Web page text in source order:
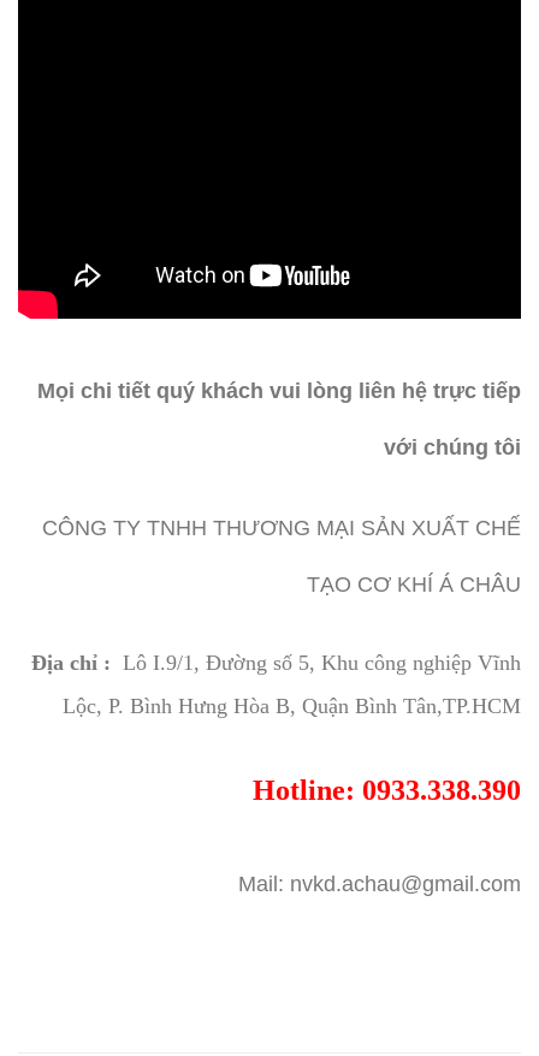
Mọi chi tiết quý khách vui lòng liên hệ trực tiếp
với chúng tôi
CÔNG TY TNHH THƯƠNG MẠI SẢN XUẤT CHẾ
TẠO CƠ KHÍ Á CHÂU
Địa chỉ : Lô I.9/1, Đường số 5, Khu công nghiệp Vĩnh
Lộc, P. Bình Hưng Hòa B, Quận Bình Tân,TP.HCM
Hotline: 0933.338.390
Mail: nvkd.achau@gmail.com